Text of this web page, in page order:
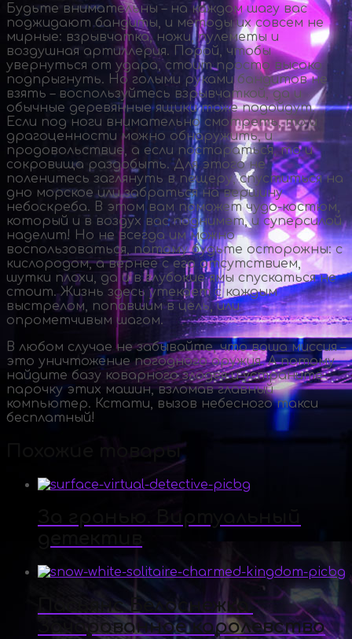
Будьте внимательны – на каждом шагу вас
поджидают бандиты, и методы их совсем не
мирные: взрывчатка, ножи, пулеметы и
воздушная артиллерия. Порой, чтобы
увернуться от удара, стоит просто высоко
подпрыгнуть. Но голыми руками бандитов не
взять – воспользуйтесь взрывчаткой, да и
обычные деревянные ящики тоже подойдут.
Если под ноги внимательно смотреть, то и
драгоценности можно обнаружить, и
продовольствие, а если постараться, то и
сокровища раздобыть. Для этого не
поленитесь заглянуть в пещеру, спуститься на
дно морское или забраться на вершину
небоскреба. В этом вам поможетчудо-костюм,
который и в воздух вас поднимет, и суперсилой
наделит! Но не всегда им можно
воспользоваться, потому будьте осторожны: с
кислородом, а вернее с его отсутствием,
шутки плохи, да и в глубокие ямы спускаться не
стоит. Жизнь здесь утекает с каждым
выстрелом, попавшим в цель, или
опрометчивым шагом.
В любом случае не забывайте, что ваша миссия –
это уничтожение погодного оружия. А потому
найдите базу коварного злодея и устраните
парочку этих машин, взломав главный
компьютер. Кстати, вызов небесного такси
бесплатный!
Похожие товары
Пасьянс Белоснежка.
Зачарованное королевство